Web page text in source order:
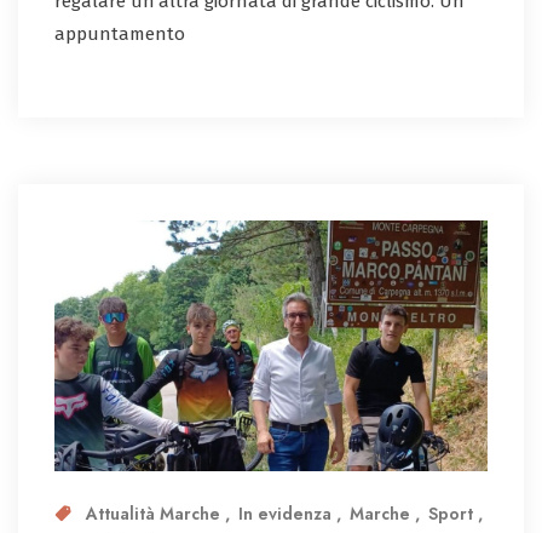
appuntamento
Attualità Marche In evidenza Marche
Sport